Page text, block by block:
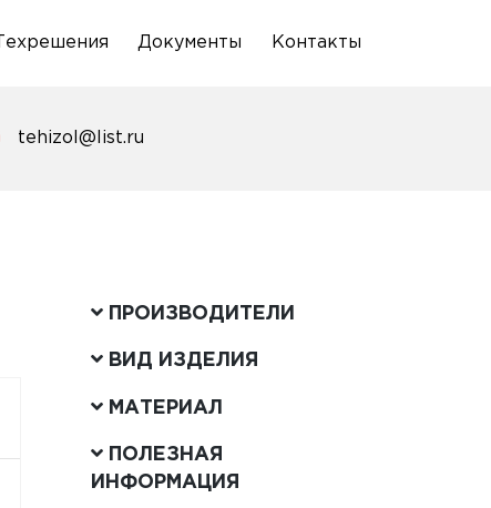
Техрешения Документы Контакты
tehizol@list.ru
ПРОИЗВОДИТЕЛИ
ВИД ИЗДЕЛИЯ
МАТЕРИАЛ
ПОЛЕЗНАЯ
ИНФОРМАЦИЯ